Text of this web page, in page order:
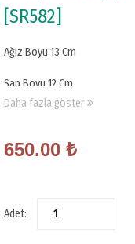
[SR582]
Ağız Boyu 13 Cm
Sap Boyu 12 Cm
Kabza: Gül Yada Venge Ağacı
Not: Sürmene Bıçağı
Daha fazla göster
650.00 ₺
Adet: